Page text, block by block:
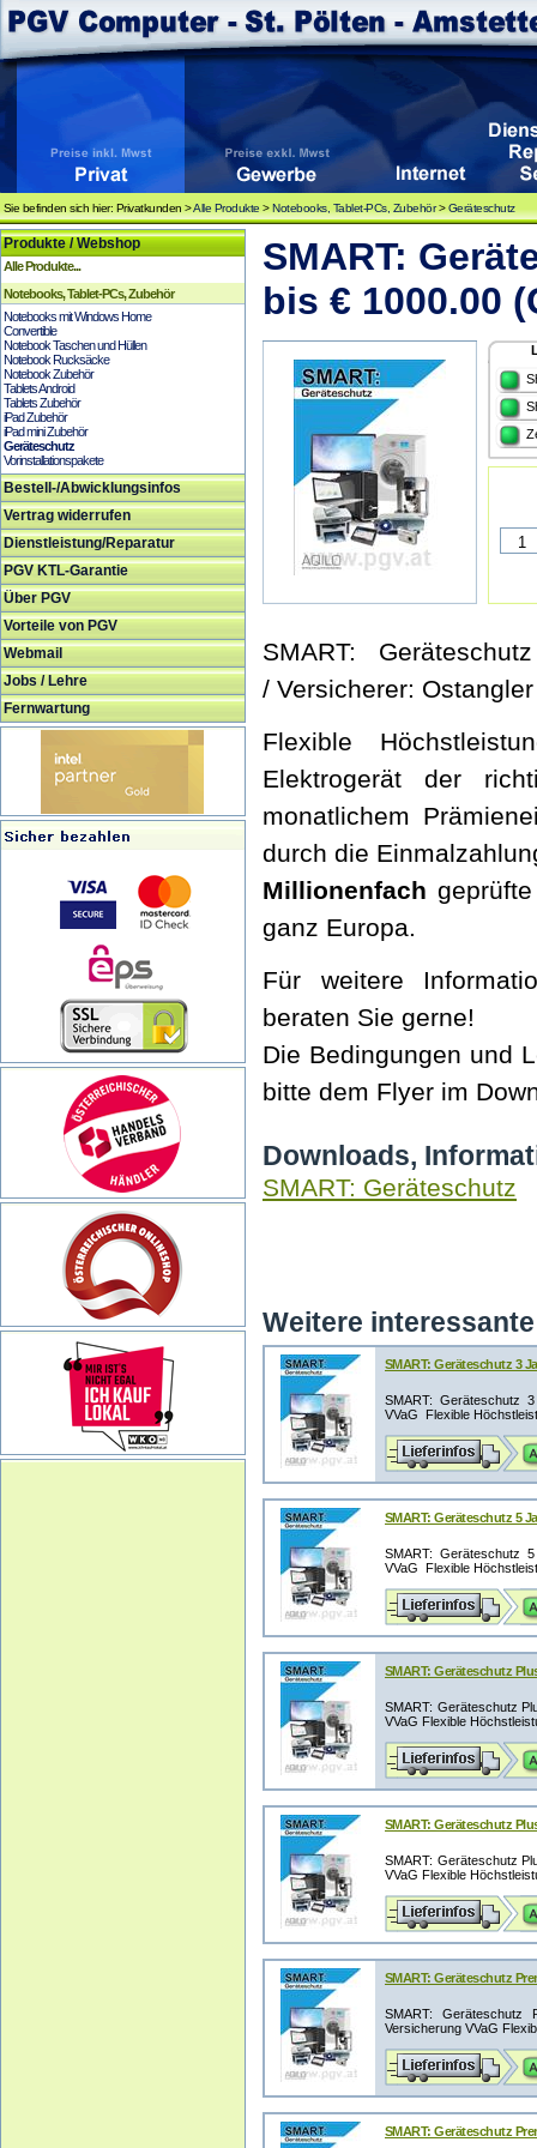
Sie befinden sich hier: Privatkunden >Alle Produkte >Notebooks, Tablet-PCs, Zubehör>Geräteschutz
Produkte / Webshop
Alle Produkte...
Notebooks, Tablet-PCs, Zubehör
Notebooks mit Windows Home
Convertible
Notebook Taschen und Hüllen
Notebook Rucksäcke
Notebook Zubehör
Tablets Android
Tablets Zubehör
iPad Zubehör
iPad mini Zubehör
Geräteschutz
Vorinstallationspakete
Bestell-/Abwicklungsinfos
Vertrag widerrufen
Dienstleistung/Reparatur
PGV KTL-Garantie
Über PGV
Vorteile von PGV
Webmail
Jobs / Lehre
Fernwartung
SMART:
bis € 1000.00
SMART:
/ Versicherer:
Flexible
Elektrogerät der
monatlichem
durch die
Millionenfach
ganz Europa.
Für weitere
beraten Sie gerne!
Die Bedingungen und
bitte dem Flyer im
Downloads,
SMART: Geräteschutz
Weitere
SMART: Geräteschutz 3
SMART: Geräteschutz
VVaG Flexible
SMART: Geräteschutz 5
SMART: Geräteschutz
VVaG Flexible
SMART: Geräteschutz
SMART: Geräteschutz
VVaG Flexible
SMART: Geräteschutz
SMART: Geräteschutz
VVaG Flexible
SMART: Geräteschutz
SMART: Geräteschutz
Versicherung VVaG
SMART: Geräteschutz